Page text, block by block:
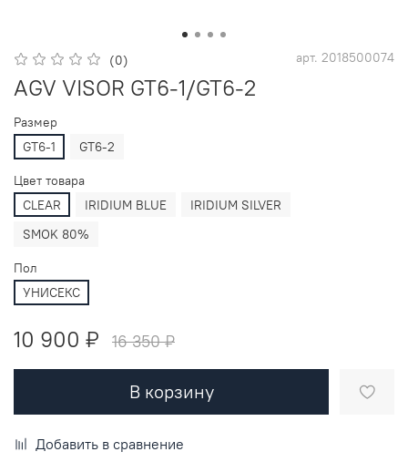
(0) арт. 2018500074
AGV VISOR GT6-1/GT6-2
Размер
GT6-1
GT6-2
Цвет товара
CLEAR
IRIDIUM BLUE
IRIDIUM SILVER
SMOK 80%
Пол
УНИСЕКС
10 900 ₽ 16 350 ₽
В корзину
Добавить в сравнение